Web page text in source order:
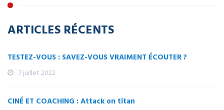
ARTICLES RÉCENTS
TESTEZ-VOUS : SAVEZ-VOUS VRAIMENT ÉCOUTER ?
7 juillet 2022
CINÉ ET COACHING : Attack on titan